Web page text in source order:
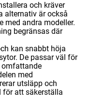
och kräver
alternativ är också
med andra modeller.
begränsas där
kan snabbt höja
De passar väl för
omfattande
med
utsläpp och
för att säkerställa